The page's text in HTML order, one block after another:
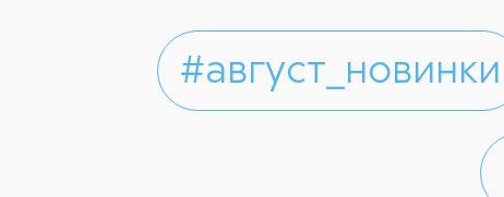
#август_новинки